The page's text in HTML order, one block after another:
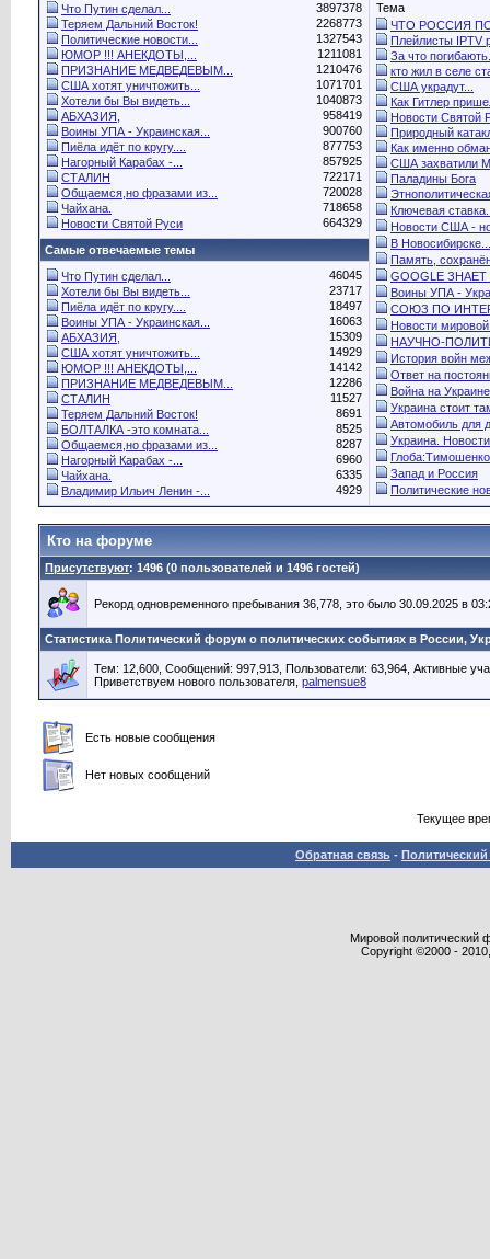
Что Путин сделал...
3897378
Теряем Дальний Восток!
2268773
Политические новости...
1327543
ЮМОР !!! АНЕКДОТЫ,...
1211081
ПРИЗНАНИЕ МЕДВЕДЕВЫМ...
1210476
США хотят уничтожить...
1071701
Хотели бы Вы видеть...
1040873
АБХАЗИЯ,
958419
Воины УПА - Украинская...
900760
Пиёла идёт по кругу....
877753
Нагорный Карабах -...
857925
СТАЛИН
722171
Общаемся,но фразами из...
720028
Чайхана.
718658
Новости Святой Руси
664329
Тема
ЧТО РОССИЯ
Плейлисты IPTV
За что
кто жил в селе
США украдут...
Как Гитлер
Новости Святой
Природный
Как именно
США захватили
Паладины Бога
Ключевая
Новости США -
В Новосибирске...
Память,
GOOGLE
Воины УПА -
СОЮЗ ПО
Новости
НАУЧНО-
История войн
Ответ на
Война на
Украина стоит
Автомобиль для
Украина.
Запад и Россия
Политические
Самые отвечаемые темы
Что Путин сделал...
46045
Хотели бы Вы видеть...
23717
Пиёла идёт по кругу....
18497
Воины УПА - Украинская...
16063
АБХАЗИЯ,
15309
США хотят уничтожить...
14929
ЮМОР !!! АНЕКДОТЫ,...
14142
ПРИЗНАНИЕ МЕДВЕДЕВЫМ...
12286
СТАЛИН
11527
Теряем Дальний Восток!
8691
БОЛТАЛКА -это комната...
8525
Общаемся,но фразами из...
8287
Нагорный Карабах -...
6960
Чайхана.
6335
Владимир Ильич Ленин -...
4929
Кто на форуме
Присутствуют: 1496 (0 пользователей и 1496 гостей)
Рекорд одновременного пребывания 36,778, это было 30.09.2025 в
Статистика Политический форум о политических событиях в России,
Тем: 12,600, Сообщений: 997,913, Пользователи: 63,964, Активные
Приветствуем нового пользователя, palmensue8
Есть новые сообщения
Нет новых сообщений
Текущее
Обратная связь -
Мировой политический
Copyright ©2000 -